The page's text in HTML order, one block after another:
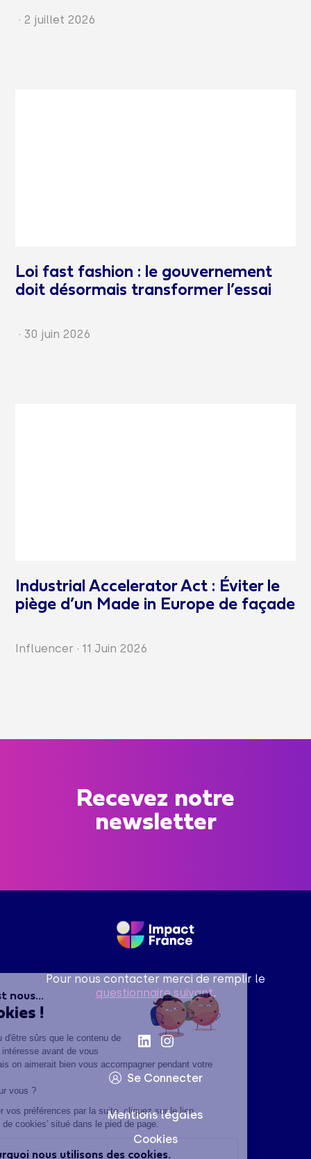
· 2 juillet 2026
Loi fast fashion : le gouvernement
doit désormais transformer l’essai
· 30 juin 2026
Industrial Accelerator Act : Éviter le
piège d’un Made in Europe de façade
Influencer · 11 Juin 2026
Recevez notre
newsletter
Pour nous contacter merci de remplir le
questionnaire suivant.
Se Connecter
Mentions légales
Cookies
Salut c'est nous...
les Cookies !
On a attendu d'être sûrs que le contenu de
ce site vous intéresse avant de vous
déranger, mais on aimerait bien vous accompagner pendant votre
C'est OK pour vous ?
Pour modifier vos préférences par la suite, cliquez sur le lien
'Préférences de cookies' situé dans le pied de page.
Voici pourquoi nous utilisons des cookies.